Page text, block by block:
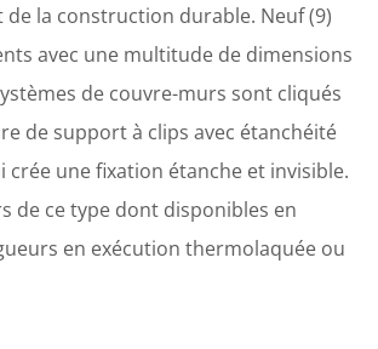
de la construction durable. Neuf (9)
avec une multitude de dimensions
de couvre-murs sont cliqués
de support à clips avec étanchéité
crée une fixation étanche et invisible.
de ce type dont disponibles en
en exécution thermolaquée ou